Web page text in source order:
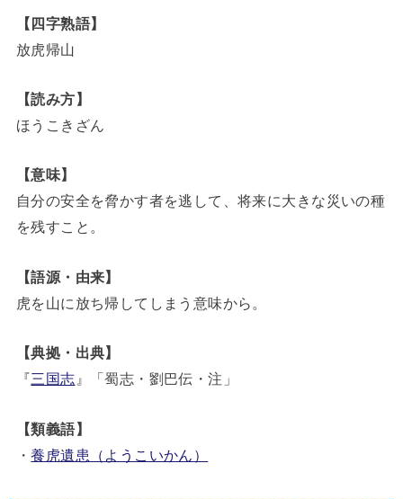
【四字熟語】
放虎帰山
【読み方】
ほうこきざん
【意味】
自分の安全を脅かす者を逃して、将来に大きな災いの種
を残すこと。
【語源・由来】
虎を山に放ち帰してしまう意味から。
【典拠・出典】
『三国志 』「蜀志・劉巴伝・注」
【類義語】
・養虎遺患（ようこいかん）